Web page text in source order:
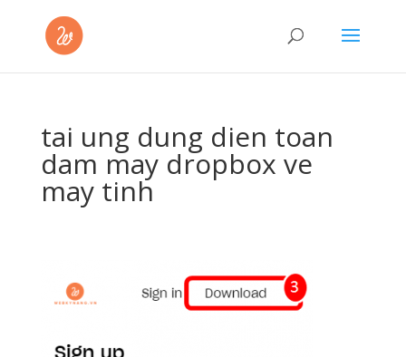
tai ung dung dien toan
dam may dropbox ve
may tinh